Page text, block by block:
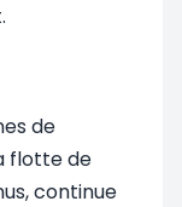
de
flotte de
continue